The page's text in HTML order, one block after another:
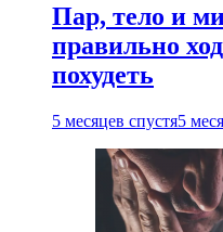
Пар, тело и
правильно
похудеть
5 месяцев спустя5